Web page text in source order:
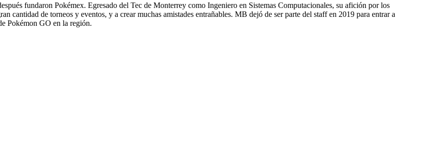
fundaron Pokémex. Egresado del Tec de Monterrey como Ingeniero en Sistemas Computacionales, su afición por los
cantidad de torneos y eventos, y a crear muchas amistades entrañables. MB dejó de ser parte del staff en 2019 para entrar a
Pokémon GO en la región.